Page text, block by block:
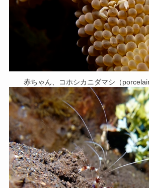
赤ちゃん、コホシカニダマシ（